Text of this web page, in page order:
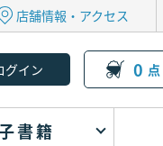
店舗情報・アクセス
0 点
書籍